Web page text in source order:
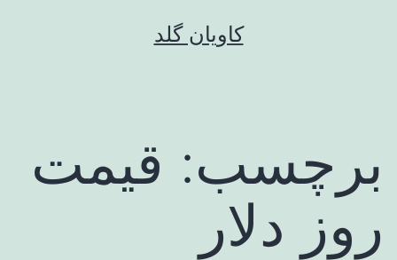
کاویان گلد
برچسب: قیمت
روز دلار